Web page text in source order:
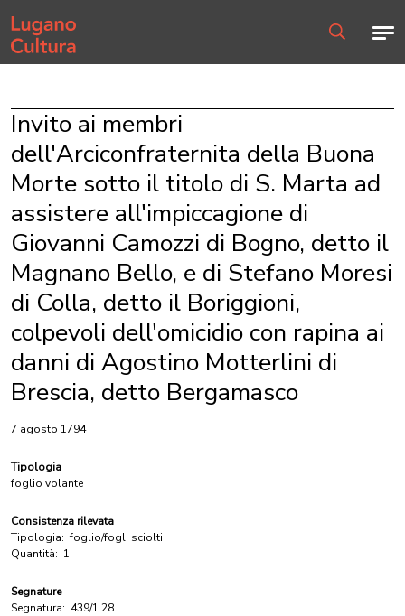
Home page
Invito ai membri
dell'Arciconfraternita della Buona
Morte sotto il titolo di S. Marta ad
assistere all'impiccagione di
Giovanni Camozzi di Bogno, detto il
Magnano Bello, e di Stefano Moresi
di Colla, detto il Boriggioni,
colpevoli dell'omicidio con rapina ai
danni di Agostino Motterlini di
Brescia, detto Bergamasco
7 agosto 1794
Tipologia
foglio volante
Consistenza rilevata
Tipologia: foglio/fogli sciolti
Quantità: 1
Segnature
Segnatura: 439/1.28